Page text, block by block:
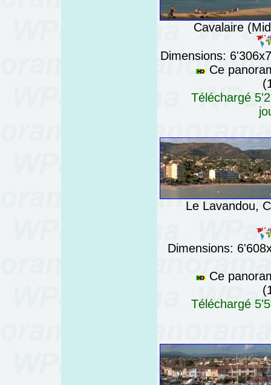
Cavalaire
Dimensions:
Ce
Téléchargé
Le Lavandou,
Dimensions:
Ce
Téléchargé